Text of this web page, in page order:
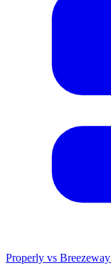
Properly vs Breezeway